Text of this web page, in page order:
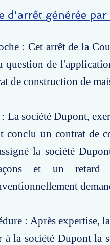
d'arrêt générée
: Cet arrêt de la
question de
de construction de
La société Dupont,
conclu un contrat de
la société
et un
: Après expertise,
à la société Dupont la